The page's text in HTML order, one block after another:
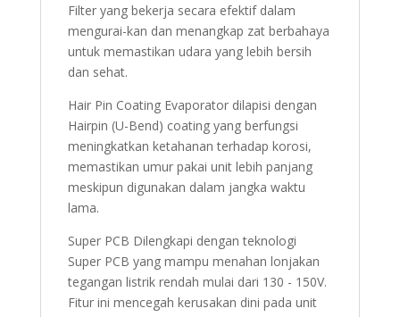
Filter yang bekerja secara efektif dalam
mengurai-kan dan menangkap zat berbahaya
untuk memastikan udara yang lebih bersih
dan sehat.
Hair Pin Coating Evaporator dilapisi dengan
Hairpin (U-Bend) coating yang berfungsi
meningkatkan ketahanan terhadap korosi,
memastikan umur pakai unit lebih panjang
meskipun digunakan dalam jangka waktu
lama.
Super PCB Dilengkapi dengan teknologi
Super PCB yang mampu menahan lonjakan
tegangan listrik rendah mulai dari 130 - 150V.
Fitur ini mencegah kerusakan dini pada unit